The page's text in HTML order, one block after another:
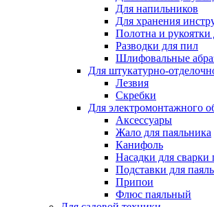
Для напильников
Для хранения
Полотна и
Разводки для пил
Шлифовальные
Для штукатурно-
Лезвия
Скребки
Для электромонтажного
Аксессуары
Жало для паяльника
Канифоль
Насадки для сварки
Подставки для
Припои
Флюс паяльный